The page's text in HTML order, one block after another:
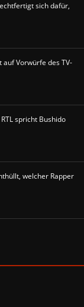
sich dafür,
auf Vorwürfe des TV-
spricht Bushido
welcher Rapper